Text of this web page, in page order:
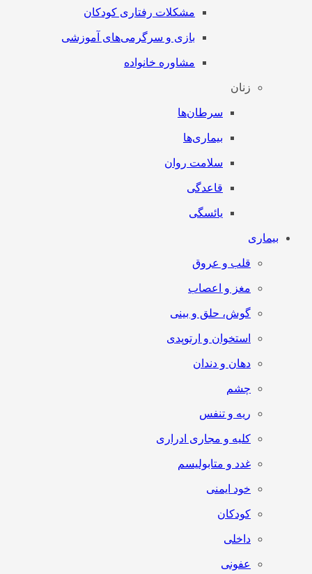
مشکلات رفتاری کودکان
بازی و سرگرمی‌های آموزشی
مشاوره خانواده
زنان
سرطان‌‌ها
بیماری‌ها
سلامت روان
قاعدگی
یائسگی
بیماری
قلب و عروق
مغز و اعصاب
گوش، حلق و بینی
استخوان و ارتوپدی
دهان و دندان
چشم
ریه و تنفس
کلیه و مجاری ادراری
غدد و متابولیسم
خود ایمنی
کودکان
داخلی
عفونی